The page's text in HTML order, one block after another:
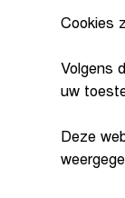
Cookies
Volgens
uw
Deze